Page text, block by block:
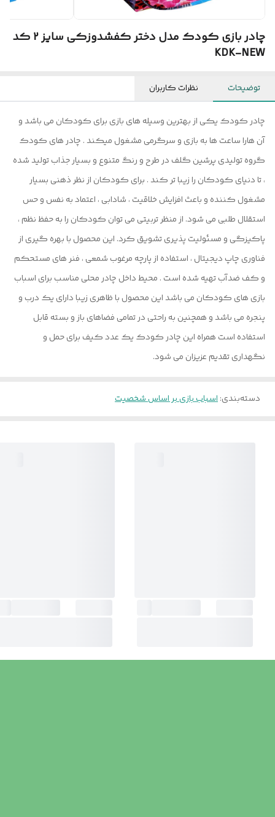
چادر بازی کودک مدل دختر کفشدوزکی سایز 2 کد
KDK-NEW
توضیحات نظرات کاربران
چادر کودک یکی از بهترین وسیله های بازی برای کودکان می باشد و
آن هارا ساعت ها به بازی و سرگرمی مشغول میکند . چادر های کودک
گروه تولیدی پرشین گلف در طرح و رنگ متنوع و بسیار جذاب تولید شده
، تا دنیای کودکان را زیبا تر کند . برای کودکان از نظر ذهنی بسیار
مشغول کننده و باعث افزایش خلاقیت ، شادابی ، اعتماد به نفس و حس
استقلال طلبی می شود. از منظر تربیتی می توان کودکان را به حفظ نظم ،
پاکیزگی و مسئولیت پذیری تشویق کرد. این محصول با بهره گیری از
فناوری چاپ دیجیتال ، استفاده از پارچه مرغوب شمعی ، فنر های مستحکم
و کف ضدآب تهیه شده است . محیط داخل چادر محلی مناسب برای اسباب
بازی های کودکان می باشد این محصول با ظاهری زیبا دارای یک درب و
پنجره می باشد و همچنین به راحتی در تمامی فضاهای باز و بسته قابل
استفاده است همراه این چادر کودک یک عدد کیف برای حمل و
نگهداری تقدیم عزیزان می شود.
دسته‌بندی:اسباب بازی بر اساس شخصیت